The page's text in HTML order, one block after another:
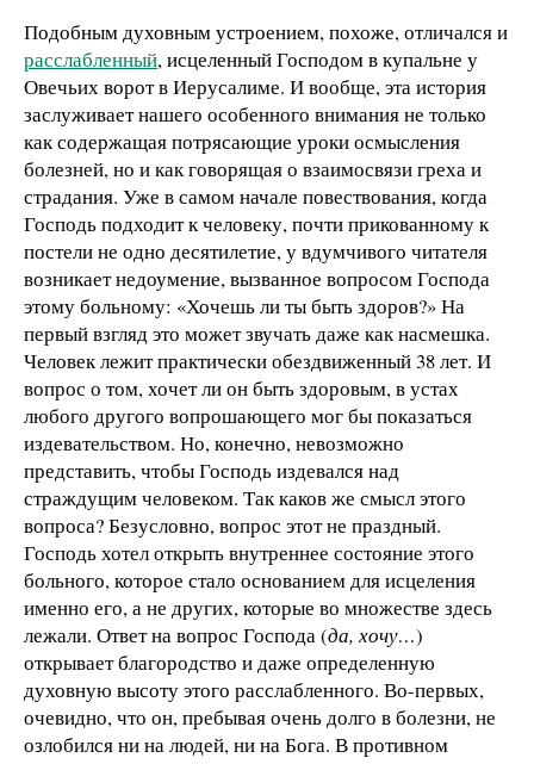
Подобным духовным устроением, похоже, отличался и
расслабленный, исцеленный Господом в купальне у
Овечьих ворот в Иерусалиме. И вообще, эта история
заслуживает нашего особенного внимания не только
как содержащая потрясающие уроки осмысления
болезней, но и как говорящая о взаимосвязи греха и
страдания. Уже в самом начале повествования, когда
Господь подходит к человеку, почти прикованному к
постели не одно десятилетие, у вдумчивого читателя
возникает недоумение, вызванное вопросом Господа
этому больному: «Хочешь ли ты быть здоров?» На
первый взгляд это может звучать даже как насмешка.
Человек лежит практически обездвиженный 38 лет. И
вопрос о том, хочет ли он быть здоровым, в устах
любого другого вопрошающего мог бы показаться
издевательством. Но, конечно, невозможно
представить, чтобы Господь издевался над
страждущим человеком. Так каков же смысл этого
вопроса? Безусловно, вопрос этот не праздный.
Господь хотел открыть внутреннее состояние этого
больного, которое стало основанием для исцеления
именно его, а не других, которые во множестве здесь
лежали. Ответ на вопрос Господа (да, хочу…)
открывает благородство и даже определенную
духовную высоту этого расслабленного. Во-первых,
очевидно, что он, пребывая очень долго в болезни, не
озлобился ни на людей, ни на Бога. В противном